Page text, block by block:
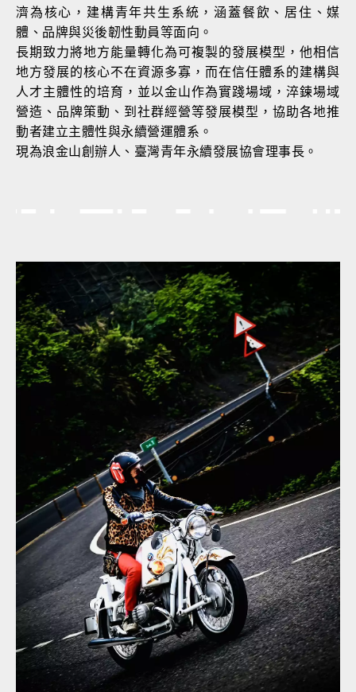
濟為核心，建構青年共生系統，涵蓋餐飲、居住、媒
體、品牌與災後韌性動員等面向。
長期致力將地方能量轉化為可複製的發展模型，他相信
地方發展的核心不在資源多寡，而在信任體系的建構與
人才主體性的培育，並以金山作為實踐場域，淬鍊場域
營造、品牌策動、到社群經營等發展模型，協助各地推
動者建立主體性與永續營運體系。
現為浪金山創辦人、臺灣青年永續發展協會理事長。